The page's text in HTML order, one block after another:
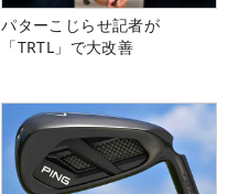
パターこじらせ記者が
「TRTL」で大改善